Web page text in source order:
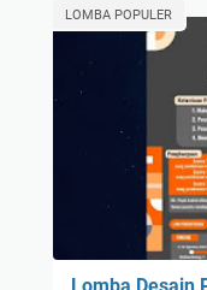
LOMBA POPULER